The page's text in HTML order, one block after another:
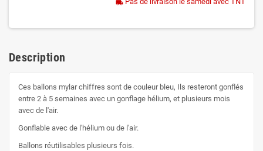
local_shipping
Description
Ces ballons mylar chiffres sont de couleur bleu, Ils resteront gonflés
entre 2 à 5 semaines avec un gonflage hélium, et plusieurs mois
avec de l'air.
Gonflable avec de l'hélium ou de l'air.
Ballons réutilisables plusieurs fois.